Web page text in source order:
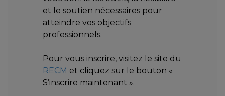
et le soutien nécessaires pour
atteindre vos objectifs
professionnels.
Pour vous inscrire, visitez le site du
RECM et cliquez sur le bouton «
S’inscrire maintenant ».